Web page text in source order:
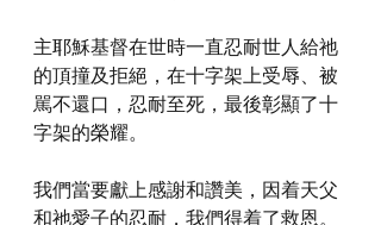
主耶穌基督在世時一直忍耐世人給祂
的頂撞及拒絕，在十字架上受辱、被
駡不還口，忍耐至死，最後彰顯了十
字架的榮耀。
我們當要獻上感謝和讚美，因着天父
和祂愛子的忍耐，我們得着了救恩。